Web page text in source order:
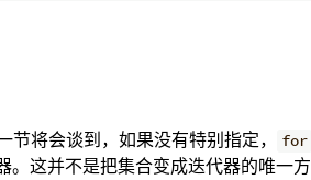
将会谈到，如果没有特别指定， for
。这并不是把集合变成迭代器的唯一方